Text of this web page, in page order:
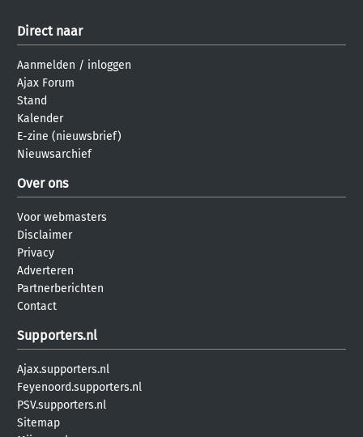
Direct naar
Aanmelden / inloggen
Ajax Forum
Stand
Kalender
E-zine (nieuwsbrief)
Nieuwsarchief
Over ons
Voor webmasters
Disclaimer
Privacy
Adverteren
Partnerberichten
Contact
Supporters.nl
Ajax.supporters.nl
Feyenoord.supporters.nl
PSV.supporters.nl
Sitemap